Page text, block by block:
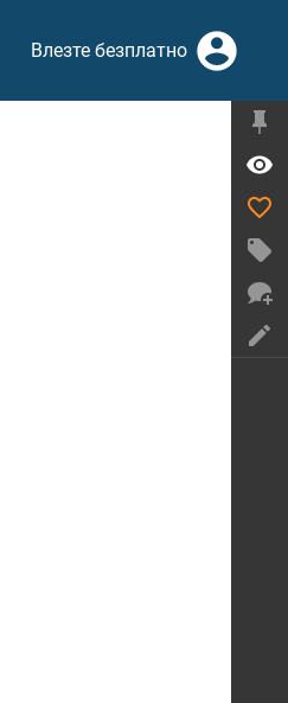
Влезте безплатно